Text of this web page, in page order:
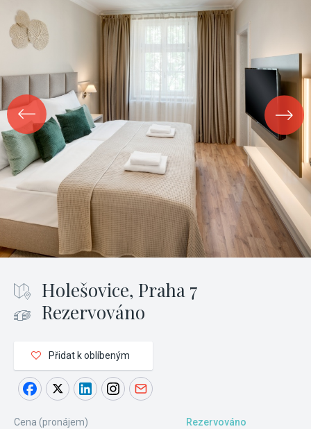
Holešovice, Praha 7
Rezervováno
Přidat k oblíbeným
Cena (pronájem) Rezervováno